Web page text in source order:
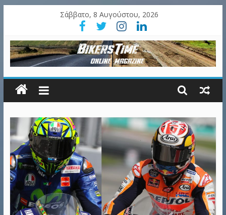
Σάββατο, 8 Αυγούστου, 2026